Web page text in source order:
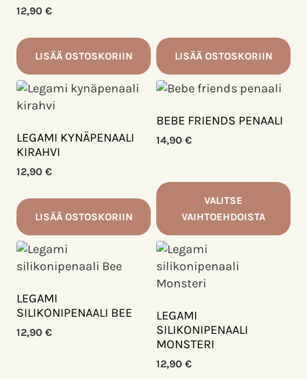
12,90 €
LISÄÄ OSTOSKORIIN LISÄÄ OSTOSKORIIN
LEGAMI KYNÄPENAALI
KIRAHVI
12,90 €
LISÄÄ OSTOSKORIIN
BEBE FRIENDS PENAALI
14,90 €
VALITSE
VAIHTOEHDOISTA
Tällä
tuotteella
on
muunnelma.
Voit
tehdä
valinnat
LEGAMI
SILIKONIPENAALI BEE
12,90 €
LEGAMI
SILIKONIPENAALI
MONSTERI
12,90 €